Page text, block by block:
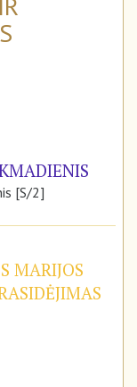
[S/2]
MARIJOS